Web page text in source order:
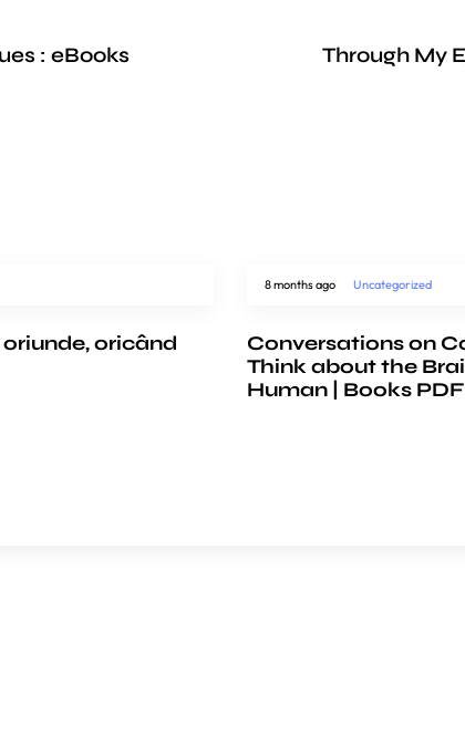
: eBooks
Through My
oricând
8 months ago Uncategorized
Conversations on
Think about the
Human | Books